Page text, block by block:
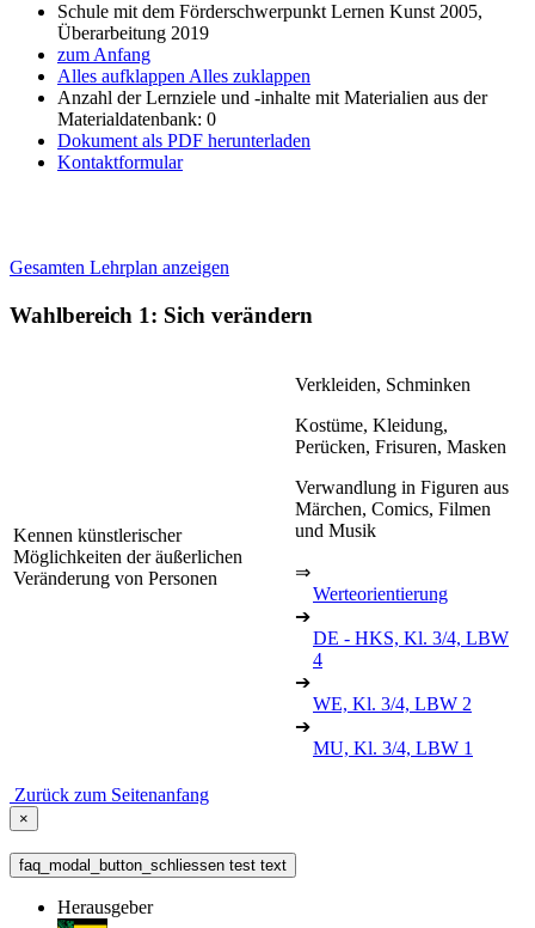
Schule mit dem Förderschwerpunkt Lernen Kunst 2005,
Überarbeitung 2019
zum Anfang
Alles aufklappen Alles zuklappen
Anzahl der Lernziele und -inhalte mit Materialien aus der
Materialdatenbank: 0
Dokument als PDF herunterladen
Kontaktformular
Gesamten Lehrplan anzeigen
Wahlbereich 1: Sich verändern
Kennen künstlerischer
Möglichkeiten der äußerlichen
Veränderung von Personen
Verkleiden, Schminken
Kostüme, Kleidung,
Perücken, Frisuren, Masken
Verwandlung in Figuren aus
Märchen, Comics, Filmen
und Musik
⇒
Werteorientierung
➔
DE - HKS, Kl. 3/4, LBW
4
➔
WE, Kl. 3/4, LBW 2
➔
MU, Kl. 3/4, LBW 1
Zurück zum Seitenanfang
×
faq_modal_button_schliessen test text
Herausgeber